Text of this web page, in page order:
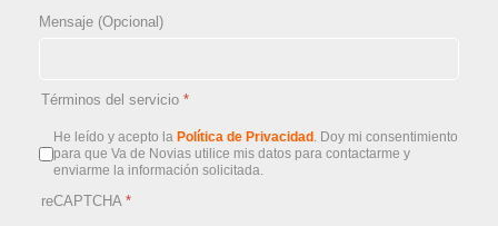
Mensaje (Opcional)
Términos del servicio *
He leído y acepto la Política de Privacidad . Doy mi consentimiento
para que Va de Novias utilice mis datos para contactarme y
enviarme la información solicitada.
reCAPTCHA *